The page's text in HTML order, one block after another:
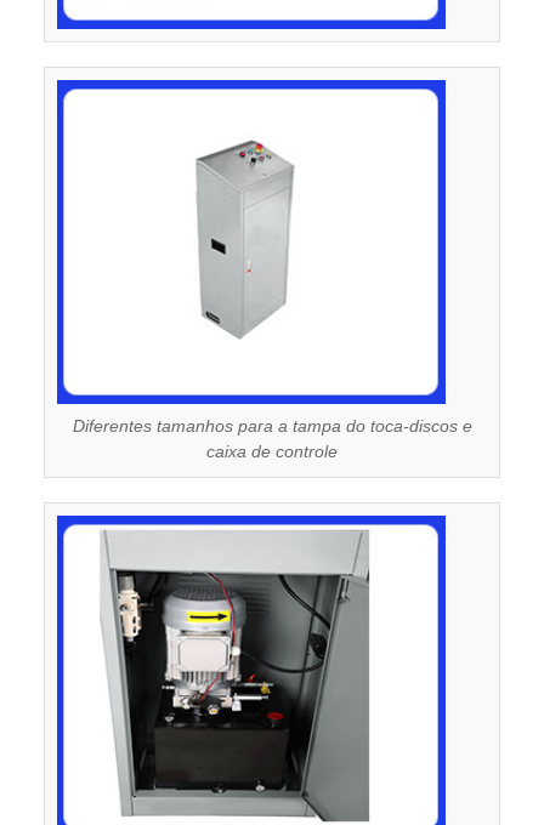
Diferentes tamanhos para a tampa do toca-discos e
caixa de controle